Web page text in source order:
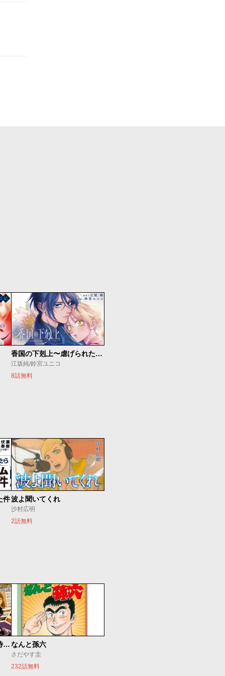
香国の下剋上〜虐げられた調香師は不遇の皇子と天下を狙う〜
江坂純/鈴宮ユニコ
8話無料
件波よ聞いてくれ
沙村広明
2話無料
今夜もシリアルキラーと待ち合わせなんと孫六
さだやす圭
232話無料